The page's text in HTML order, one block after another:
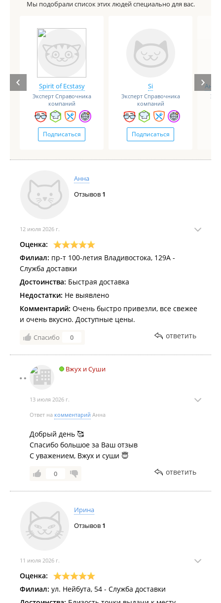
Мы подобрали список этих людей специально для вас.
Spirit of Ecstasy
Эксперт Справочника
компаний
Подписаться
Si
Эксперт Справочника
компаний
Подписаться
Анна
Отзывов 1
12 июля 2026 г.
Оценка:
Филиал: пр-т 100-летия Владивостока, 129А -
Служба доставки
Достоинства: Быстрая доставка
Недостатки: Не выявлено
Комментарий: Очень быстро привезли, все свежее
и очень вкусно. Доступные цены.
Спасибо 0 ответить
Вжух и Суши
13 июля 2026 г.
Ответ на комментарий Анна
Добрый день 🥰
Спасибо большое за Ваш отзыв
С уважением, Вжух и суши 😇
0 ответить
Ирина
Отзывов 1
11 июля 2026 г.
Оценка:
Филиал: ул. Нейбута, 54 - Служба доставки